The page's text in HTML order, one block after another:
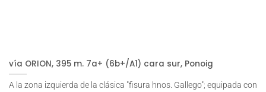
vía ORION, 395 m. 7a+ (6b+/A1) cara sur, Ponoig
A la zona izquierda de la clásica "fisura hnos. Gallego"; equipada con